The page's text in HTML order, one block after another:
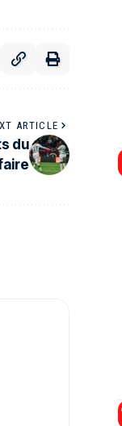
ARTICLE
du